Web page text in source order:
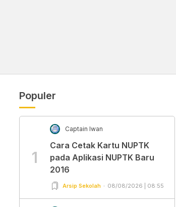
Populer
1
Captain Iwan
Cara Cetak Kartu NUPTK
pada Aplikasi NUPTK Baru
2016
Arsip Sekolah 08/08/2026 | 08:55